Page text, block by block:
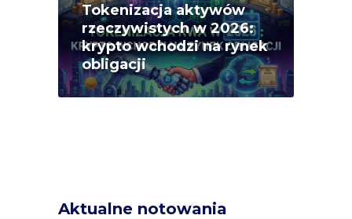
Tokenizacja aktywów
rzeczywistych w 2026:
krypto wchodzi na rynek
obligacji
Aktualne notowania